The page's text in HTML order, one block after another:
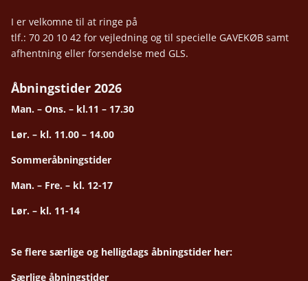
I er velkomne til at ringe på
tlf.: 70 20 10 42 for vejledning og til specielle GAVEKØB samt
afhentning eller forsendelse med GLS.
Åbningstider 2026
Man. – Ons. – kl.11 – 17.30
Lør. – kl. 11.00 – 14.00
Sommeråbningstider
Man. – Fre. – kl. 12-17
Lør. – kl. 11-14
Se flere særlige og helligdags åbningstider her:
Særlige åbningstider